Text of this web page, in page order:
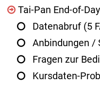
Tai-Pan End-of-Day
Datenabruf (5
Anbindungen /
Fragen zur
Kursdaten-